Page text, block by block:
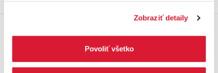
„Povoliť všetko“ vyjadríte svoj súhlas s používaním
zamietnuť, upravte preferencie kliknutím na tlačítko
Zobraziť detaily
Povoliť všetko
Najnovšie z blogu
14. júl 2026 14. júl 2026